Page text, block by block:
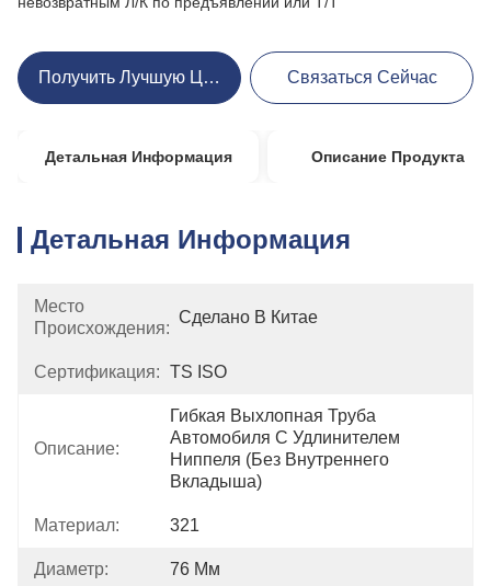
Получить Лучшую Цену Связаться Сейчас
Детальная Информация Описание Продукта
Детальная Информация
Место
Происхождения:
Сделано В Китае
Сертификация: TS ISO
Описание:
Гибкая Выхлопная Труба
Автомобиля С Удлинителем
Ниппеля (без Внутреннего
Вкладыша)
Материал: 321
Диаметр: 76 Мм